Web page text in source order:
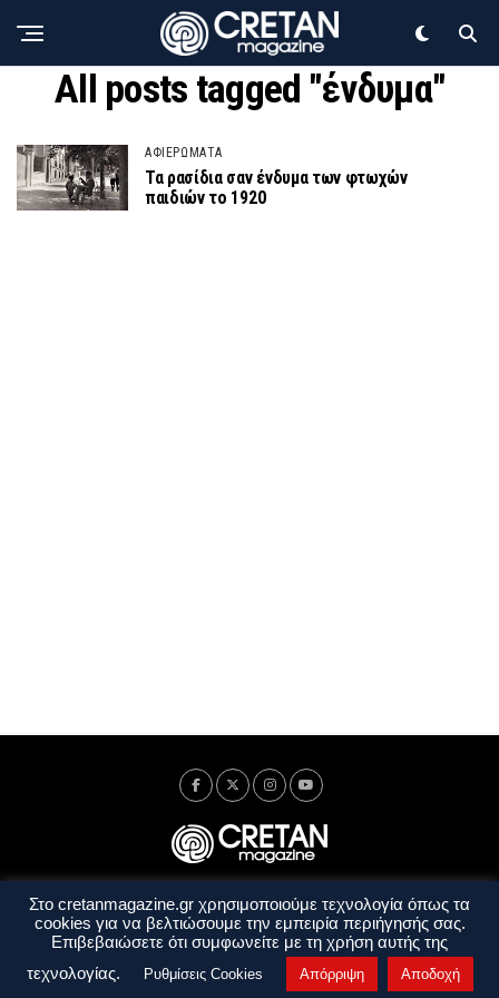
All posts tagged "ένδυμα"
ΑΦΙΕΡΩΜΑΤΑ
Τα ρασίδια σαν ένδυμα των φτωχών
παιδιών το 1920
Ταυτότητα Πολιτική Απορρήτου
Όροι Χρήσης
Όροι και Προϋποθέσεις
Στο cretanmagazine.gr χρησιμοποιούμε τεχνολογία όπως τα
cookies για να βελτιώσουμε την εμπειρία περιήγησής σας.
Επιβεβαιώσετε ότι συμφωνείτε με τη χρήση αυτής της
τεχνολογίας.
Ρυθμίσεις Cookies Απόρριψη Αποδοχή